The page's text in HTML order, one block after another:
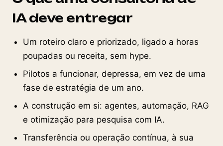
IA deve entregar
Um roteiro claro e priorizado, ligado a horas
poupadas ou receita, sem hype.
Pilotos a funcionar, depressa, em vez de uma
fase de estratégia de um ano.
A construção em si: agentes, automação, RAG
e otimização para pesquisa com IA.
Transferência ou operação contínua, à sua